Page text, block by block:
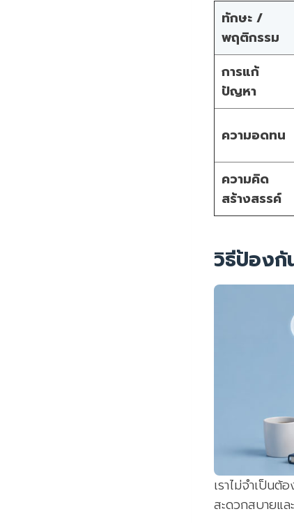
ทักษะ /
พฤติกรรม
การแก้
ปัญหา
ความอดทน
ความคิด
สร้างสรรค์
วิธีป้องกั
เราไม่จำเป็น
สะดวกสบายแ